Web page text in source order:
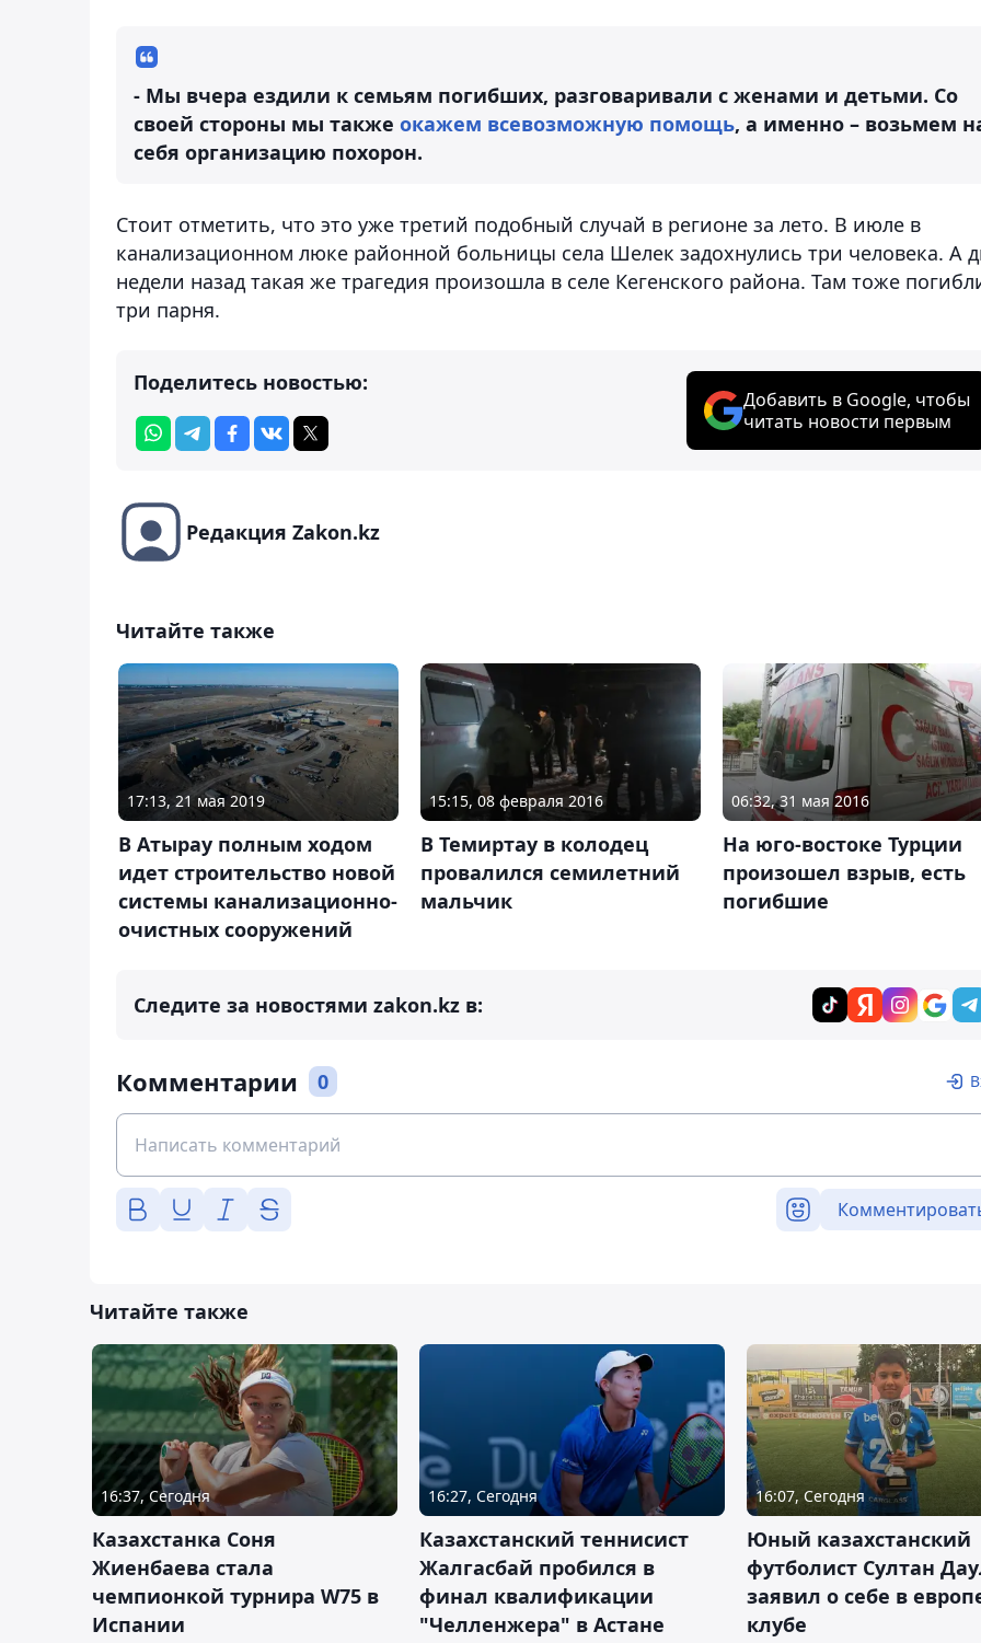
- Мы вчера ездили к семьям погибших, разговаривали с женами и детьми. Со
своей стороны мы также окажем всевозможную помощь, а именно – возьмем
себя организацию похорон.
Стоит отметить, что это уже третий подобный случай в регионе за лето. В июле в
канализационном люке районной больницы села Шелек задохнулись три человека. А
недели назад такая же трагедия произошла в селе Кегенского района. Там тоже
три парня.
Поделитесь новостью:
Добавить в Google, чтобы
читать новости первым
Редакция Zakon.kz
Читайте также
17:13, 21 мая 2019
В Атырау полным ходом
идет строительство новой
системы канализационно-
очистных сооружений
15:15, 08 февраля 2016
В Темиртау в колодец
провалился семилетний
мальчик
06:32, 31 мая 2016
На юго-востоке Турции
произошел взрыв, есть
погибшие
Следите за новостями zakon.kz в:
Комментарии 0
Читайте также
16:37, Сегодня
Казахстанка Соня
Жиенбаева стала
чемпионкой турнира W75 в
Испании
16:27, Сегодня
Казахстанский теннисист
Жалгасбай пробился в
финал квалификации
"Челленжера" в Астане
16:07, Сегодня
Юный казахстанский
футболист Султан
заявил о себе в
клубе